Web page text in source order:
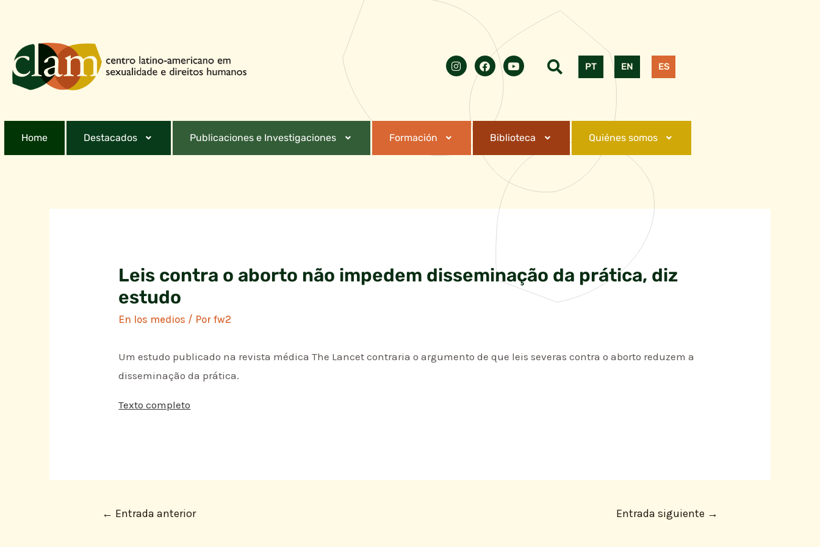
PT EN ES
Home Destacados Publicaciones e Investigaciones Formación Biblioteca Quiénes somos
Leis contra o aborto não impedem disseminação da prática, diz
estudo
En los medios / Porfw2
Um estudo publicado na revista médica The Lancet contraria o argumento de que leis severas contra o aborto reduzem a
disseminação da prática.
Texto completo
← Entrada anterior Entrada siguiente →